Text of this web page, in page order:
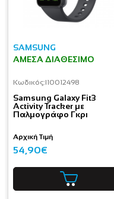
SAMSUNG
ΆΜΕΣΑ ΔΙΑΘΈΣΙΜΟ
Κωδικός:I10012498
Samsung Galaxy Fit3
Activity Tracker με
Παλμογράφο Γκρι
Αρχική Τιμή
54,90€